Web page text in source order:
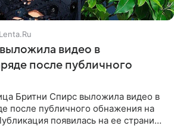
Lenta.Ru
видео в
после публичного
Бритни Спирс выложила видео в
после публичного обнажения на
появилась на ее странице